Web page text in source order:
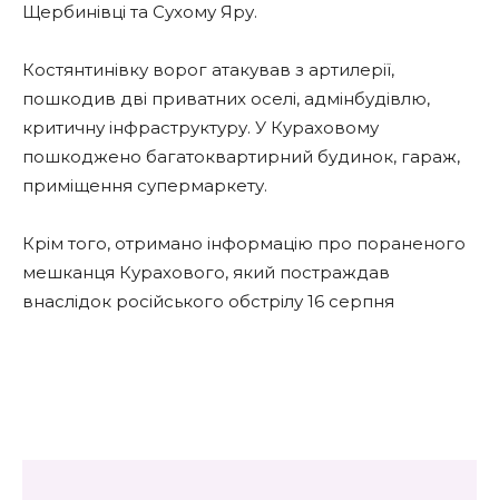
Щербинівці та Сухому Яру.
Костянтинівку ворог атакував з артилерії,
пошкодив дві приватних оселі, адмінбудівлю,
критичну інфраструктуру. У Кураховому
пошкоджено багатоквартирний будинок, гараж,
приміщення супермаркету.
Крім того, отримано інформацію про пораненого
мешканця Курахового, який постраждав
внаслідок російського обстрілу 16 серпня